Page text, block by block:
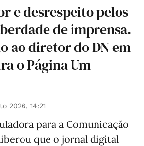
e desrespeito pelos
de imprensa.
ao diretor do DN em
o Página Um
2026, 14:21
para a Comunicação
que o jornal digital